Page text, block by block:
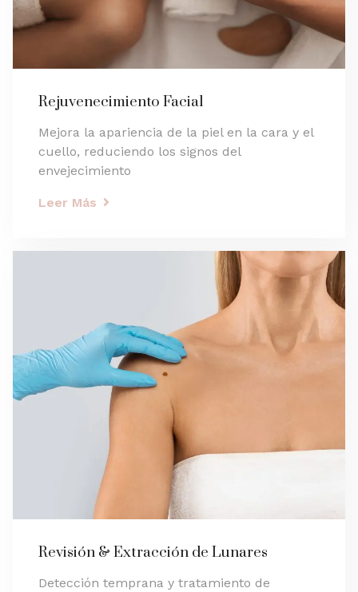
Rejuvenecimiento Facial
Mejora la apariencia de la piel en la cara y el
cuello, reduciendo los signos del
envejecimiento
Leer Más
Revisión & Extracción de Lunares
Detección temprana y tratamiento de